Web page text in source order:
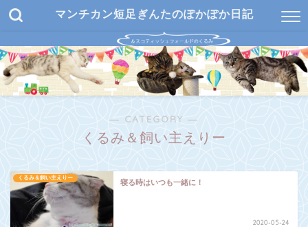
マンチカン短足ぎんたのぽかぽか日記
― CATEGORY ―
くるみ＆飼い主えりー
くるみ＆飼い主えりー
寝る時はいつも一緒に！
2020-05-24